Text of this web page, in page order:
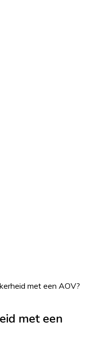
met een AOV?
met een